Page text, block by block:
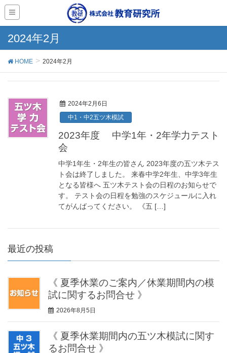
2024年2月
HOME 2024年2月
2024年2月6日
中1・中2五ツ木模試
2023年度 中学1年・2年学力テスト
会
中学1年生・2年生の皆さん 2023年度の五ツ木テス
ト会は終了しました。 来春中学2年生、中学3年生
となる皆様へ 五ツ木テスト会の日程のお知らせで
す。 テスト会の日程を勉強のスケジュールに入れ
てがんばってください。 《五 […]
最近の投稿
《 夏季休業のご案内／休業期間内の模
試に関するお問合せ 》
2026年8月5日
《 夏季休業期間内の五ツ木模試に関す
るお問合せ 》